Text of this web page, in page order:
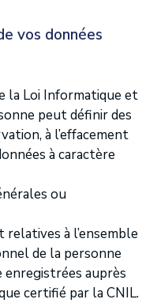
vos données
la Loi Informatique et
peut définir des
à l’effacement
à caractère
ou
à l’ensemble
de la personne
auprès
certifié par la CNIL.